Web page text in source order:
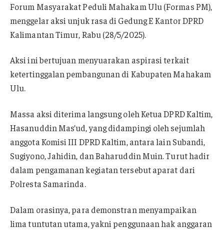
Forum Masyarakat Peduli Mahakam Ulu (Formas PM),
menggelar aksi unjuk rasa di Gedung E Kantor DPRD
Kalimantan Timur, Rabu (28/5/2025).
Aksi ini bertujuan menyuarakan aspirasi terkait
ketertinggalan pembangunan di Kabupaten Mahakam
Ulu.
Massa aksi diterima langsung oleh Ketua DPRD Kaltim,
Hasanuddin Mas’ud, yang didampingi oleh sejumlah
anggota Komisi III DPRD Kaltim, antara lain Subandi,
Sugiyono, Jahidin, dan Baharuddin Muin. Turut hadir
dalam pengamanan kegiatan tersebut aparat dari
Polresta Samarinda.
Dalam orasinya, para demonstran menyampaikan
lima tuntutan utama, yakni penggunaan hak anggaran